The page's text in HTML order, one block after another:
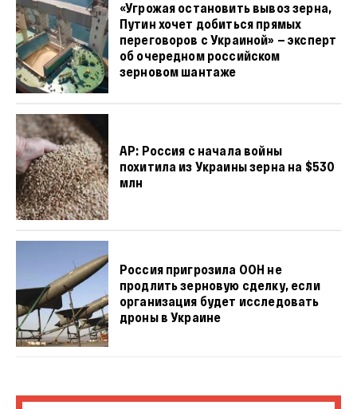
«Угрожая остановить вывоз зерна,
Путин хочет добиться прямых
переговоров с Украиной» — эксперт
об очередном российском
зерновом шантаже
AP: Россия с начала войны
похитила из Украины зерна на $530
млн
Россия пригрозила ООН не
продлить зерновую сделку, если
организация будет исследовать
дроны в Украине